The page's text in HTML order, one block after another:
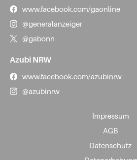
www.facebook.com/gaonline
@generalanzeiger
@gabonn
Azubi NRW
www.facebook.com/azubinrw
@azubinrw
Impressum
AGB
Datenschutz